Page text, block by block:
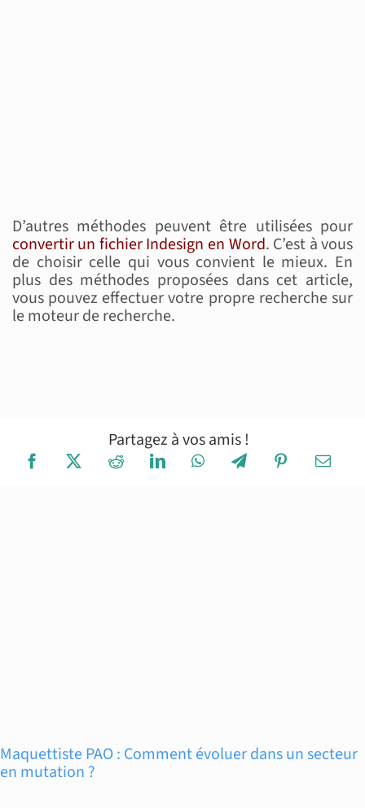
D’autres méthodes peuvent être utilisées pour
convertir un fichier Indesign en Word. C’est à vous
de choisir celle qui vous convient le mieux. En
plus des méthodes proposées dans cet article,
vous pouvez effectuer votre propre recherche sur
le moteur de recherche.
Partagez à vos amis !
Maquettiste PAO : Comment évoluer dans un secteur
en mutation ?